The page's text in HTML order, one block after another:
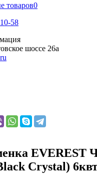
товаров0
58
шоссе 26а
EVEREST
Crystal)